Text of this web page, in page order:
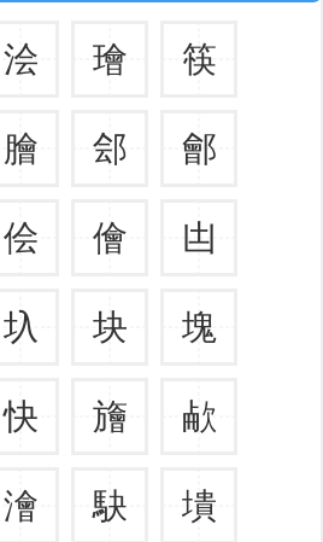
浍 璯 筷
膾 郐 鄶
侩 儈 凷
圦 块 塊
快 旝 欳
澮 駃 墤